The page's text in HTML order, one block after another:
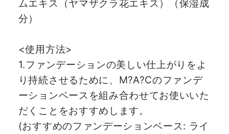
ムエキス（ヤマザクラ花エキス）（保湿成
分）
<使用方法>
1.ファンデーションの美しい仕上がりをよ
り持続させるために、M?A?Cのファンデ
ーションベースを組み合わせてお使いいた
だくことをおすすめします。
(おすすめのファンデーションベース: ライ